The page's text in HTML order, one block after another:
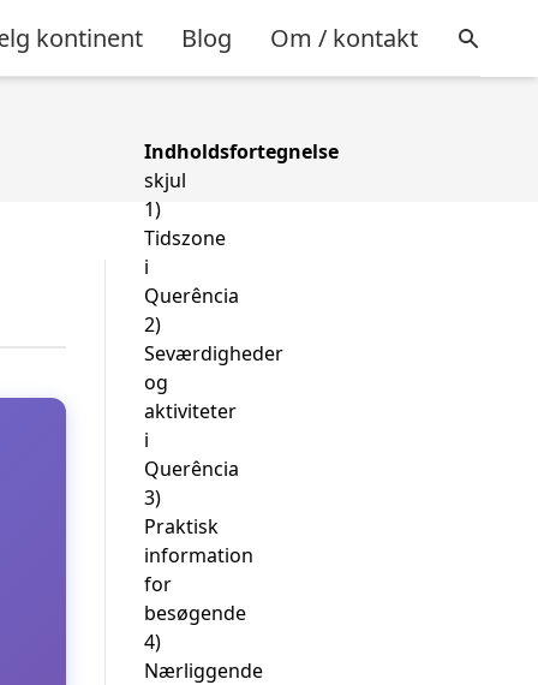
kontinent Blog Om / kontakt
Indholdsfortegnelse
skjul
1)
Tidszone
i
Querência
2)
Seværdigheder
og
aktiviteter
i
Querência
3)
Praktisk
information
for
besøgende
4)
Nærliggende